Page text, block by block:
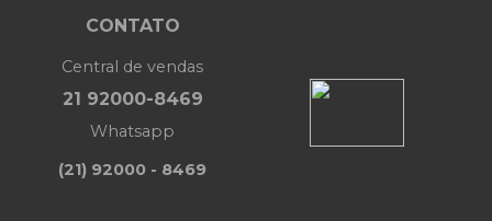
CONTATO
Central de vendas
21 92000-8469
Whatsapp
(21) 92000 - 8469